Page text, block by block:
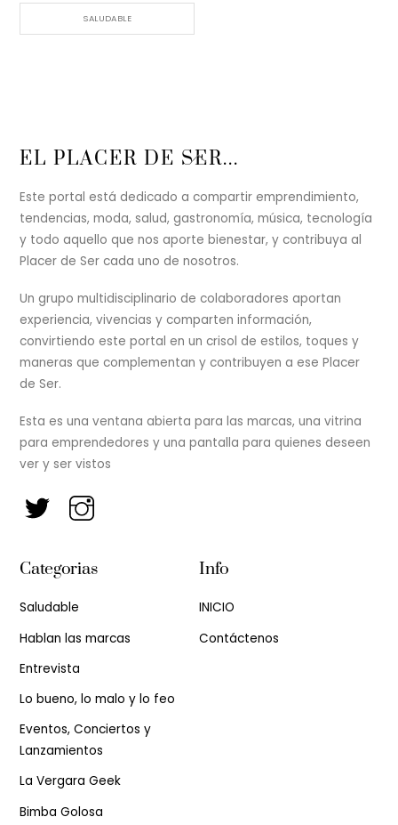
SALUDABLE
Back
Top
EL PLACER DE SER...
Este portal está dedicado a compartir emprendimiento,
tendencias, moda, salud, gastronomía, música, tecnología
y todo aquello que nos aporte bienestar, y contribuya al
Placer de Ser cada uno de nosotros.
Un grupo multidisciplinario de colaboradores aportan
experiencia, vivencias y comparten información,
convirtiendo este portal en un crisol de estilos, toques y
maneras que complementan y contribuyen a ese Placer
de Ser.
Esta es una ventana abierta para las marcas, una vitrina
para emprendedores y una pantalla para quienes deseen
ver y ser vistos
Categorias
Saludable
Hablan las marcas
Entrevista
Lo bueno, lo malo y lo feo
Eventos, Conciertos y
Lanzamientos
La Vergara Geek
Bimba Golosa
Info
INICIO
Contáctenos